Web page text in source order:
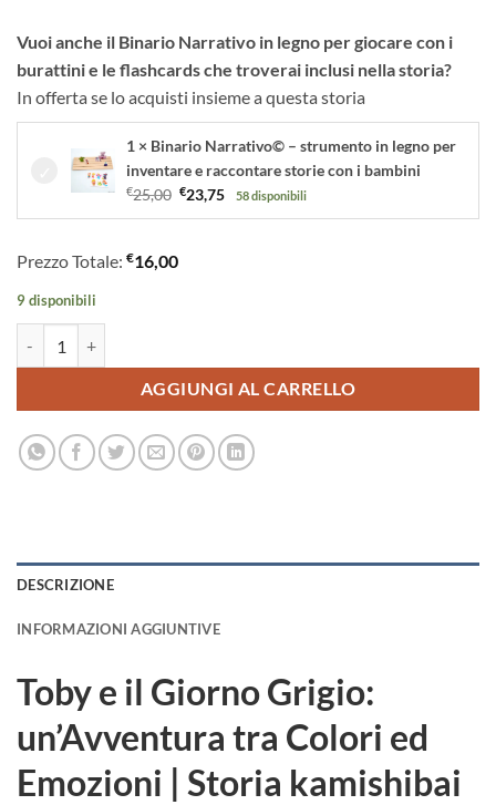
Vuoi anche il Binario Narrativo in legno per giocare con i
burattini e le flashcards che troverai inclusi nella storia?
In offerta se lo acquisti insieme a questa storia
1 × Binario Narrativo© – strumento in legno per
inventare e raccontare storie con i bambini
€25,00 Il
prezzo
€23,75Il
prezzo
58 disponibili
Prezzo Totale: €16,00
9 disponibili
AGGIUNGI AL CARRELLO
DESCRIZIONE
INFORMAZIONI AGGIUNTIVE
Toby e il Giorno Grigio:
un’Avventura tra Colori ed
Emozioni | Storia kamishibai